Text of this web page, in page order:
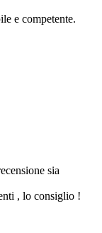
e competente.
sia
, lo consiglio !